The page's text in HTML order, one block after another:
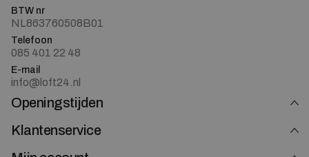
BTW nr
NL863760508B01
Telefoon
085 401 22 48
E-mail
info@loft24.nl
Openingstijden
Klantenservice